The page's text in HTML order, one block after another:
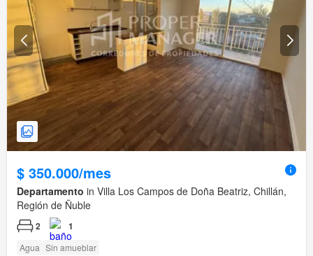
$ 350.000/mes
Departamento in Villa Los Campos de Doña Beatriz, Chillán,
Región de Ñuble
2 1
Agua Sin amueblar